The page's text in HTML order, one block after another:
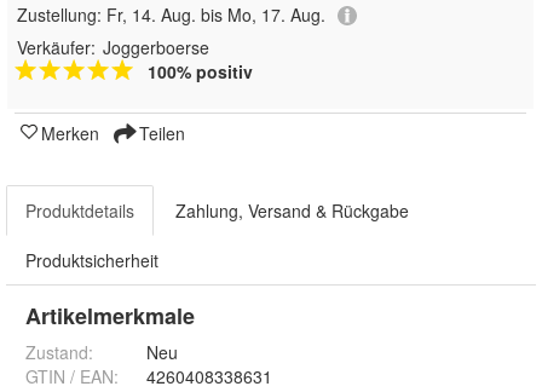
Zustellung: Fr, 14. Aug. bis Mo, 17. Aug.
Verkäufer: Joggerboerse
100% positiv
Merken Teilen
Produktdetails Zahlung, Versand & Rückgabe
Produktsicherheit
Artikelmerkmale
Zustand:
Neu
GTIN / EAN:
4260408338631